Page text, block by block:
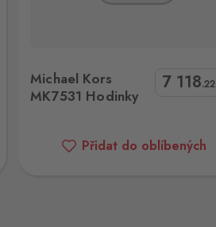
Michael Kors
MK7531 Hodinky
7 118.22
Přidat do oblíbených